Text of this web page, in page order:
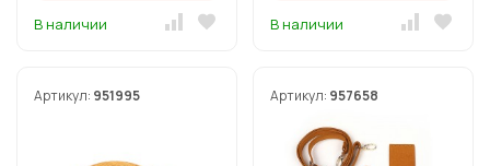
В наличии В наличии
Артикул: 951995 Артикул: 957658